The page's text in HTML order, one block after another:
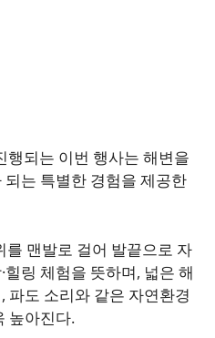
행되는 이번 행사는 해변을
는 특별한 경험을 제공한
를 맨발로 걸어 발끝으로 자
링 체험을 뜻하며, 넓은 해
파도 소리와 같은 자연환경
높아진다.